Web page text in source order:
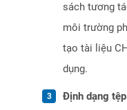
sách tương
môi trường
tạo tài liệu
dụng.
Định dạng